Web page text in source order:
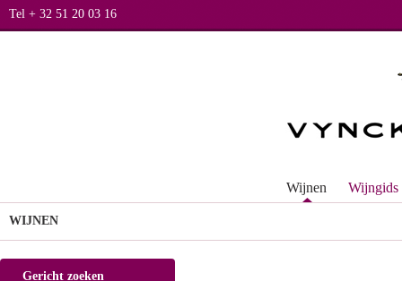
Tel + 32 51 20 03 16
Wijnen Wijngids
WIJNEN
Gericht zoeken